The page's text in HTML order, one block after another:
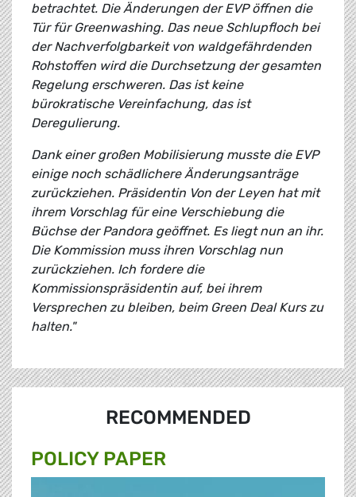
betrachtet. Die Änderungen der EVP öffnen die
Tür für Greenwashing. Das neue Schlupfloch bei
der Nachverfolgbarkeit von waldgefährdenden
Rohstoffen wird die Durchsetzung der gesamten
Regelung erschweren. Das ist keine
bürokratische Vereinfachung, das ist
Deregulierung.
Dank einer großen Mobilisierung musste die EVP
einige noch schädlichere Änderungsanträge
zurückziehen. Präsidentin Von der Leyen hat mit
ihrem Vorschlag für eine Verschiebung die
Büchse der Pandora geöffnet. Es liegt nun an ihr.
Die Kommission muss ihren Vorschlag nun
zurückziehen. Ich fordere die
Kommissionspräsidentin auf, bei ihrem
Versprechen zu bleiben, beim Green Deal Kurs zu
halten."
RECOMMENDED
POLICY PAPER